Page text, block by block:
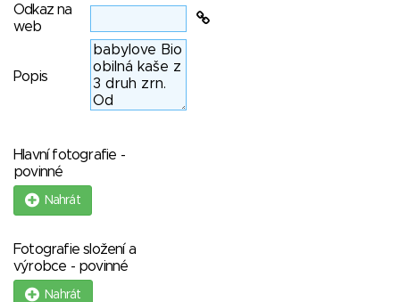
Odkaz na
web
Popis
Hlavní fotografie -
povinné
Nahrát
Fotografie složení a
výrobce - povinné
Nahrát